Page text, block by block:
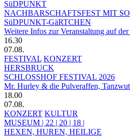
SüDPUNKT
NACHBARSCHAFTSFEST MIT
SüDPUNKT-GäRTCHEN
Weitere Infos zur Veranstaltung auf
16.30
07.08.
FESTIVAL KONZERT
HERSBRUCK
SCHLOSSHOF FESTIVAL 2026
Mr. Hurley & die Pulveraffen,
18.00
07.08.
KONZERT KULTUR
MUSEUM | 22 | 20 | 18 |
HEXEN, HUREN, HEILIGE